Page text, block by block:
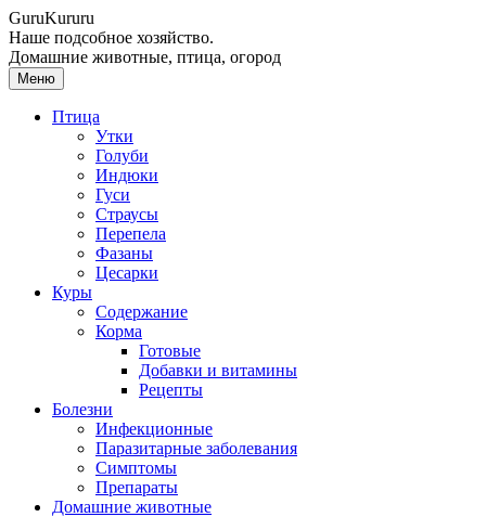
GuruKururu
Наше подсобное хозяйство.
Домашние животные, птица, огород
Меню
Птица
Утки
Голуби
Индюки
Гуси
Страусы
Перепела
Фазаны
Цесарки
Куры
Содержание
Корма
Готовые
Добавки и витамины
Рецепты
Болезни
Инфекционные
Паразитарные заболевания
Симптомы
Препараты
Домашние животные